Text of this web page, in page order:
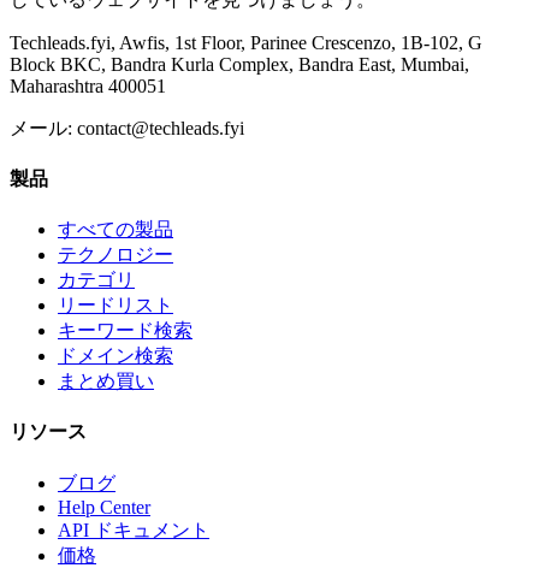
Techleads.fyi, Awfis, 1st Floor, Parinee Crescenzo, 1B-102, G
Block BKC, Bandra Kurla Complex, Bandra East, Mumbai,
Maharashtra 400051
メール: contact@techleads.fyi
製品
すべての製品
テクノロジー
カテゴリ
リードリスト
キーワード検索
ドメイン検索
まとめ買い
リソース
ブログ
Help Center
API ドキュメント
価格